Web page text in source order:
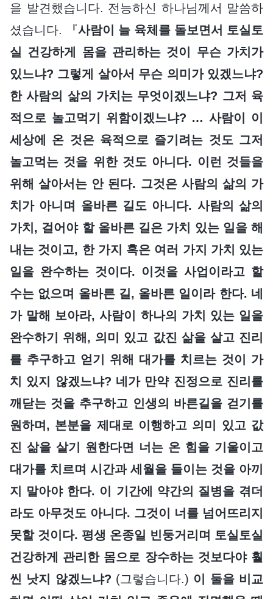
을 발견했습니다. 전능하신 하나님께서 말씀하
셨습니다. 『사람이 늘 육체를 돌보면서 토실토
실 건강하게 몸을 관리하는 것이 무슨 가치가
있느냐? 그렇게 살아서 무슨 의미가 있겠느냐?
한 사람의 삶의 가치는 무엇이겠느냐? 그저 육
적으로 놀고먹기 위함이겠느냐? … 사람이 이
세상에 온 것은 육적으로 즐기려는 것도 그저
놀고먹는 것을 위한 것도 아니다. 이런 것들을
위해 살아서는 안 된다. 그것은 사람의 삶의 가
치가 아니며 올바른 길도 아니다. 사람의 삶의
가치, 걸어야 할 올바른 길은 가치 있는 일을 해
내는 것이고, 한 가지 혹은 여러 가지 가치 있는
일을 완수하는 것이다. 이것을 사업이라고 할
수는 없으며 올바른 길, 올바른 일이라 한다. 네
가 말해 보아라, 사람이 하나의 가치 있는 일을
완수하기 위해, 의미 있고 값진 삶을 살고 진리
를 추구하고 얻기 위해 대가를 치르는 것이 가
치 있지 않겠느냐? 네가 만약 진정으로 진리를
깨닫는 것을 추구하고 인생의 바른길을 걷기를
원하며, 본분을 제대로 이행하고 의미 있고 값
진 삶을 살기 원한다면 너는 온 힘을 기울이고
대가를 치르며 시간과 세월을 들이는 것을 아끼
지 말아야 한다. 이 기간에 약간의 질병을 겪더
라도 아무것도 아니다. 그것이 너를 넘어뜨리지
못할 것이다. 평생 온종일 빈둥거리며 토실토실
건강하게 관리한 몸으로 장수하는 것보다야 훨
씬 낫지 않겠느냐? (그렇습니다.) 이 둘을 비교